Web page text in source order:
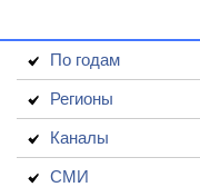
По годам
Регионы
Каналы
СМИ